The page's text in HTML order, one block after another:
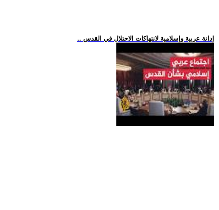
.. إدانة عربية وإسلامية لانتهاكات الاحتلال في القدس